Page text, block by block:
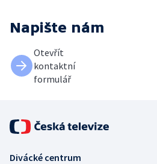
Napište nám
Otevřít
kontaktní
formulář
Divácké centrum